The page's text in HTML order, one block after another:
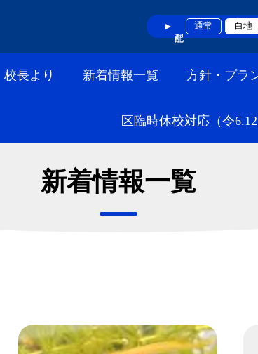
通常 白地
校長より 新着情報一覧 方針・プラ
区臨時休校対応（令6.12
新着情報一覧